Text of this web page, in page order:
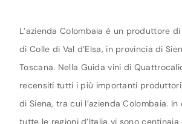
L’azienda Colombaia è un produttore
di Colle di Val d’Elsa, in provincia di
Toscana. Nella Guida vini di
recensiti tutti i più importanti
di Siena, tra cui l’azienda Colombaia.
tutte le regioni d’Italia vi sono